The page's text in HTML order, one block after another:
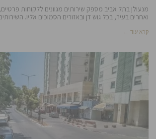
מנעולן בתל אביב מספק שירותים מגוונים ללקוחות
ואחרים בעיר, בכל גוש דן ובאזורים הסמוכים אליו.
קרא עוד ←